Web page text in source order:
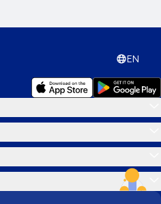
EN